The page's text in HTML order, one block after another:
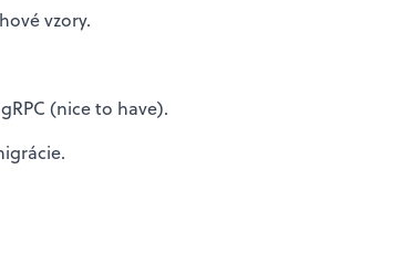
vzory.
(nice to have).